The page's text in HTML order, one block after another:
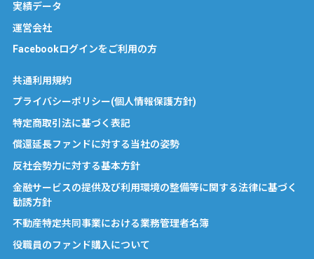
実績データ
運営会社
Facebookログインをご利用の方
共通利用規約
プライバシーポリシー(個人情報保護方針)
特定商取引法に基づく表記
償還延長ファンドに対する当社の姿勢
反社会勢力に対する基本方針
金融サービスの提供及び利用環境の整備等に関する法律に基づく
勧誘方針
不動産特定共同事業における業務管理者名簿
役職員のファンド購入について